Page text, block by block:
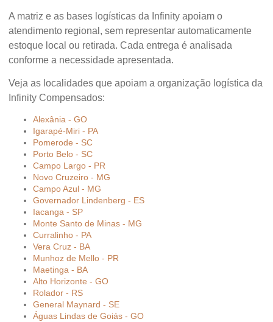
A matriz e as bases logísticas da Infinity apoiam o
atendimento regional, sem representar automaticamente
estoque local ou retirada. Cada entrega é analisada
conforme a necessidade apresentada.
Veja as localidades que apoiam a organização logística da
Infinity Compensados:
Alexânia - GO
Igarapé-Miri - PA
Pomerode - SC
Porto Belo - SC
Campo Largo - PR
Novo Cruzeiro - MG
Campo Azul - MG
Governador Lindenberg - ES
Iacanga - SP
Monte Santo de Minas - MG
Curralinho - PA
Vera Cruz - BA
Munhoz de Mello - PR
Maetinga - BA
Alto Horizonte - GO
Rolador - RS
General Maynard - SE
Águas Lindas de Goiás - GO